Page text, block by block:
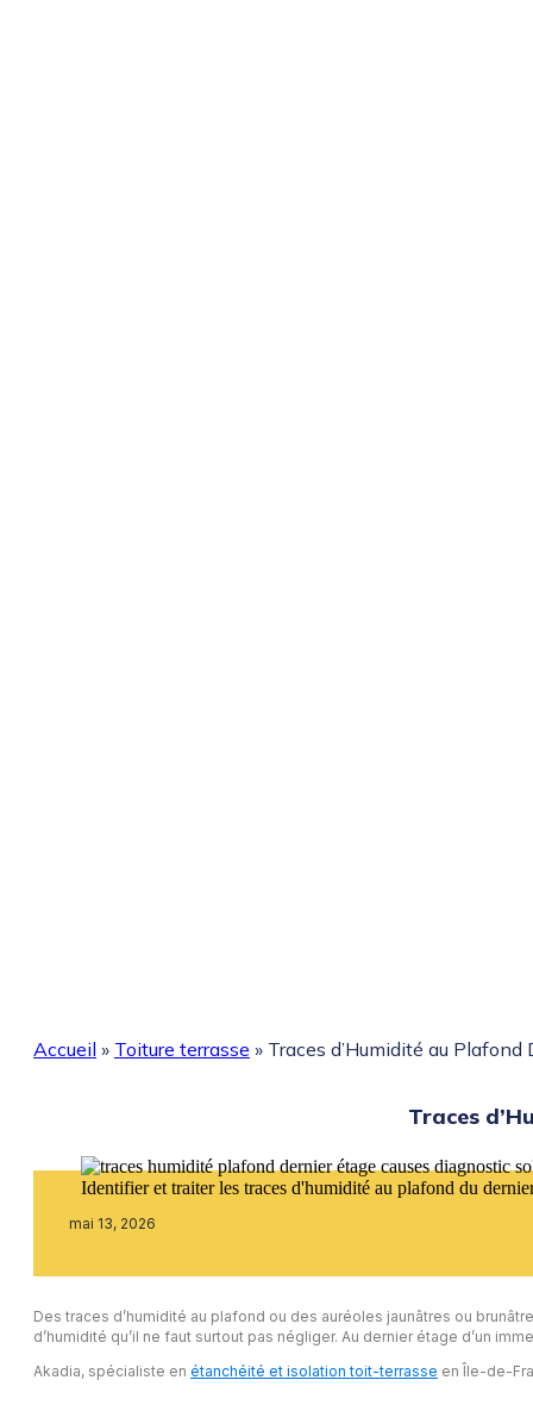
Accueil » Toiture terrasse » Traces d’Humidité au
Traces
Identifier et traiter les traces d'humidité au plafond du
mai 13, 2026
Des traces d’humidité au plafond ou des auréoles jaunâtres ou
d’humidité qu’il ne faut surtout pas négliger. Au dernier étage d’un
Akadia, spécialiste en étanchéité et isolation toit-terrasse en Île-de-